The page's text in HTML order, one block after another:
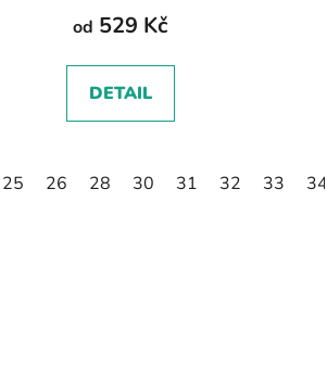
od 529 Kč
DETAIL
25 26 28 30 31 32 33 34